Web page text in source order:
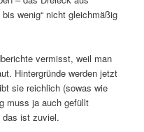
bis wenig“ nicht gleichmäßig
vermisst, weil man
Hintergründe werden jetzt
sie reichlich (sowas wie
muss ja auch gefüllt
das ist zuviel.